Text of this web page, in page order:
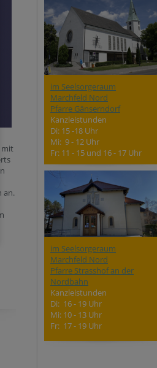
an.
im Seelsorgeraum
Marchfeld Nord
Pfarre Gänserndorf
Kanzleistunden
Di: 15 -18 Uhr
Mi: 9 - 12 Uhr
Fr: 11 - 15 und 16 - 17 Uhr
im Seelsorgeraum
Marchfeld Nord
Pfarre Strasshof an der
Nordbahn
Kanzleistunden
Di: 16 - 19 Uhr
Mi: 10 - 13 Uhr
Fr: 17 - 19 Uhr